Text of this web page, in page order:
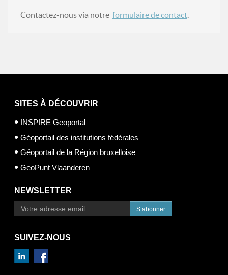
Contactez-nous via notre formulaire de contact.
SITES À DÉCOUVRIR
INSPIRE Geoportal
Géoportail des institutions fédérales
Géoportail de la Région bruxelloise
GeoPunt Vlaanderen
NEWSLETTER
S’abonner
SUIVEZ-NOUS